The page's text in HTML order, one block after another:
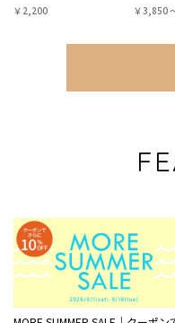
￥2,200
￥3,850